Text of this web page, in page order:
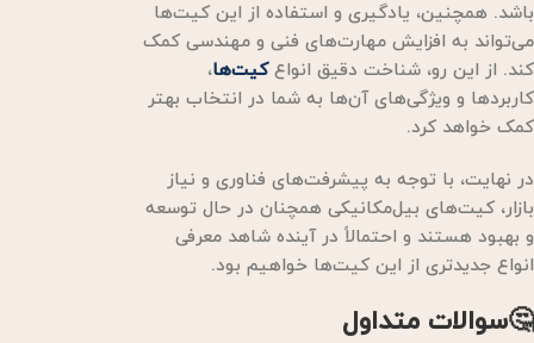
باشد. همچنین، یادگیری و استفاده از این کیت‌ها
می‌تواند به افزایش مهارت‌های فنی و مهندسی کمک
کند. از این رو، شناخت دقیق انواعکیت‌ها،
کاربردها و ویژگی‌های آن‌ها به شما در انتخاب بهتر
کمک خواهد کرد.
در نهایت، با توجه به پیشرفت‌های فناوری و نیاز
بازار، کیت‌های بیل‌مکانیکی همچنان در حال توسعه
و بهبود هستند و احتمالاً در آینده شاهد معرفی
انواع جدیدتری از این کیت‌ها خواهیم بود.
🤔سوالات متداول